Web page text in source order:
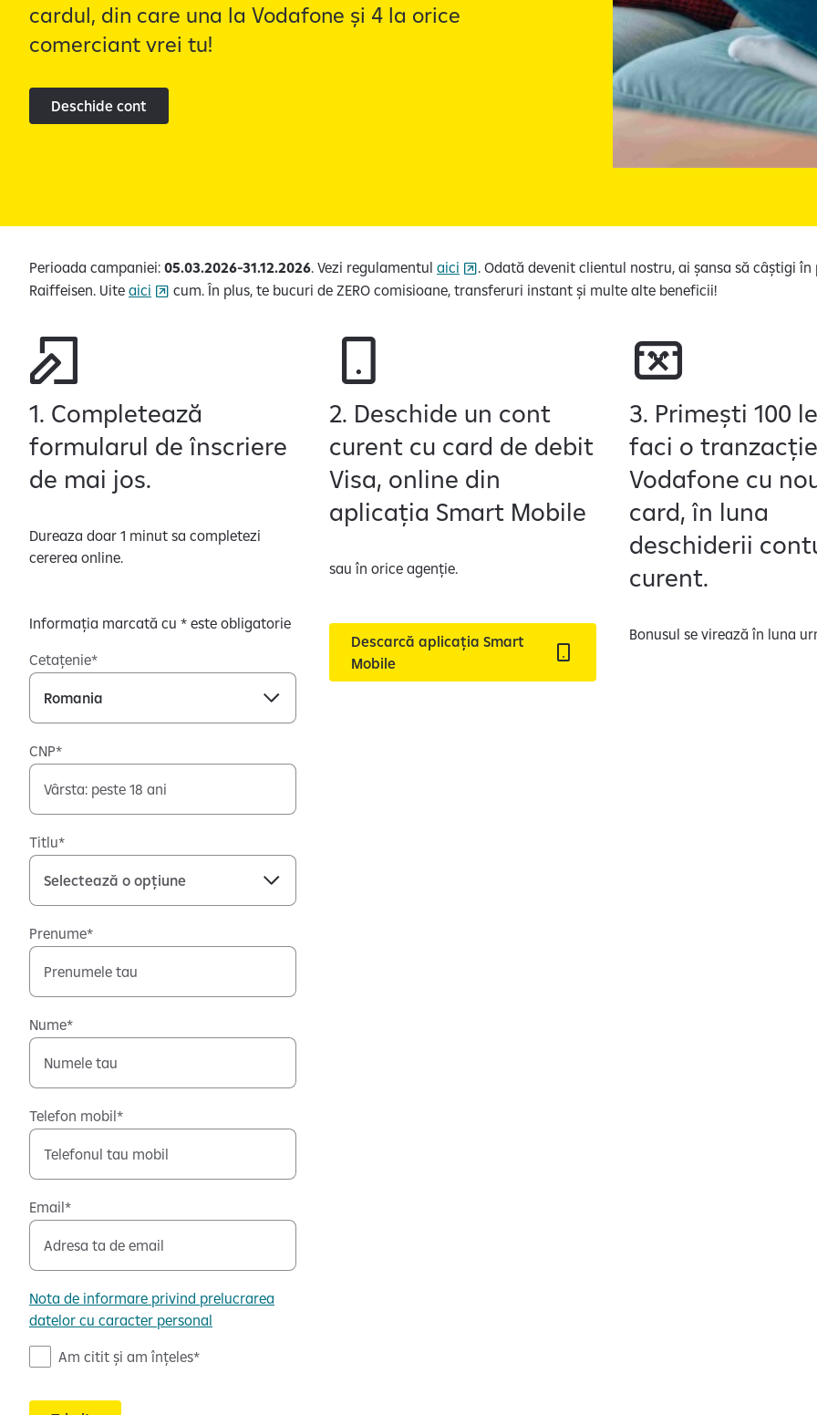
cardul, din care una la Vodafone și 4 la orice
comerciant vrei tu!
Deschide cont
Perioada campaniei: 05.03.2026-31.12.2026. Vezi regulamentul aici . Odată devenit clientul nostru, ai șansa să câștigi în
Raiffeisen. Uite aici cum. În plus, te bucuri de ZERO comisioane, transferuri instant și multe alte beneficii!
1. Completează
formularul de înscriere
de mai jos.
Dureaza doar 1 minut sa completezi
cererea online.
Informația marcată cu * este obligatorie
Cetațenie
CNP
Titlu
Prenume
Nume
Telefon mobil
Email
Nota de informare privind prelucrarea
datelor cu caracter personal
t
Am citit și am înțeles
2. Deschide un cont
curent cu card de debit
Visa, online din
aplicația Smart Mobile
sau în orice agenție.
Descarcă aplicația Smart
Mobile
3. Primești 100
faci o
Vodafone cu
card, în luna
deschiderii
curent.
Bonusul se virează în luna